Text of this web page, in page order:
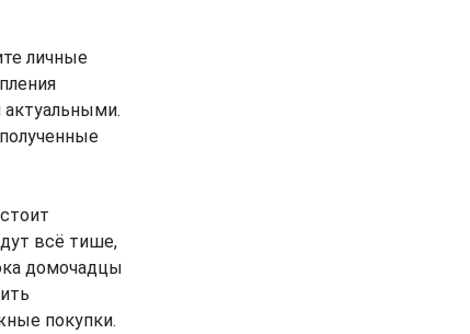
личные
всё тише,
домочадцы
покупки.